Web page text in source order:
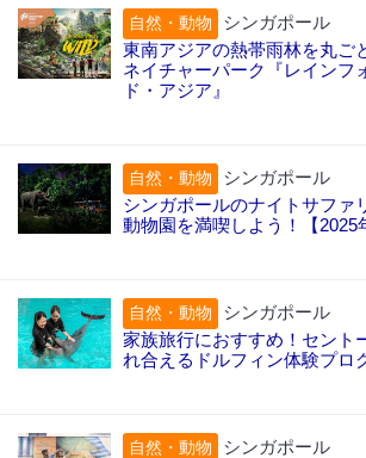
自然・動物
シンガポール
東南アジアの熱帯雨林を丸ご
ネイチャーパーク『レインフ
ド・アジア』
自然・動物
シンガポール
シンガポールのナイトサファ
動物園を満喫しよう！【2025
自然・動物
シンガポール
家族旅行におすすめ！セント
れ合えるドルフィン体験プロ
自然・動物
シンガポール